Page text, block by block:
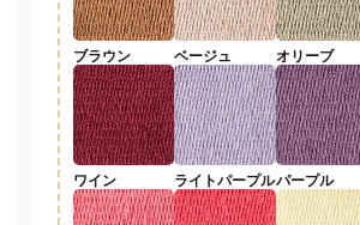
ブラウン ベージュ オリーブ
ワイン ライトパープルパープル